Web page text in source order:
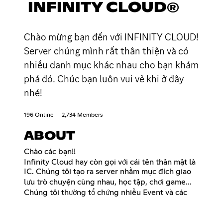
INFINITY CLOUD®
Chào mừng bạn đến với INFINITY CLOUD!
Server chúng mình rất thân thiện và có
nhiều danh mục khác nhau cho bạn khám
phá đó. Chúc bạn luôn vui vẻ khi ở đây
nhé!
196 Online 2,734 Members
ABOUT
Chào các bạn!!
Infinity Cloud hay còn gọi với cái tên thân mật là
IC. Chúng tôi tạo ra server nhằm mục đích giao
lưu trò chuyện cùng nhau, học tập, chơi game...
Chúng tôi thường tổ chứng nhiều Event và các